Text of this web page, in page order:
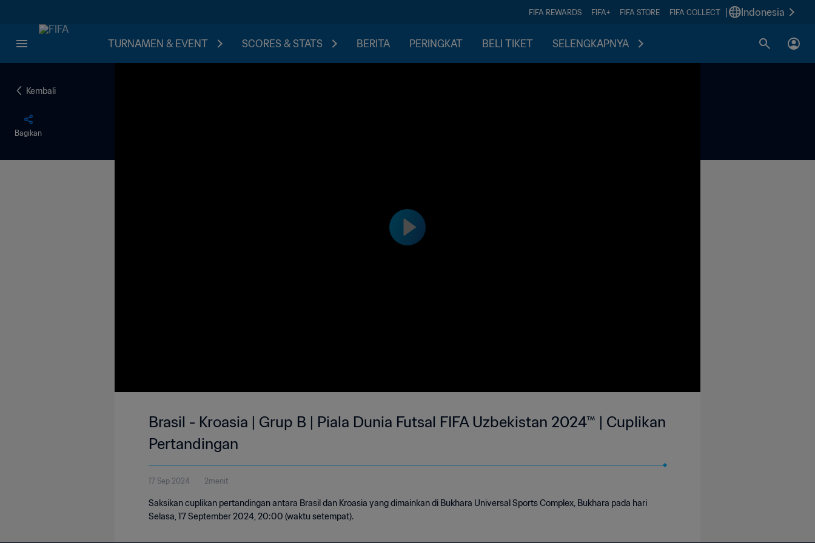
FIFA REWARDS FIFA+ FIFA STORE FIFA COLLECT Indonesia
TURNAMEN & EVENT SCORES & STATS BERITA PERINGKAT BELI TIKET SELENGKAPNYA
Kembali
Bagikan
Brasil - Kroasia | Grup B | Piala Dunia Futsal FIFA Uzbekistan 2024™ | Cuplikan
Pertandingan
17 Sep 2024 2menit
Saksikan cuplikan pertandingan antara Brasil dan Kroasia yang dimainkan di Bukhara Universal Sports Complex, Bukhara pada hari
Selasa, 17 September 2024, 20:00 (waktu setempat).